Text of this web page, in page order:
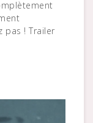
pas ! Trailer